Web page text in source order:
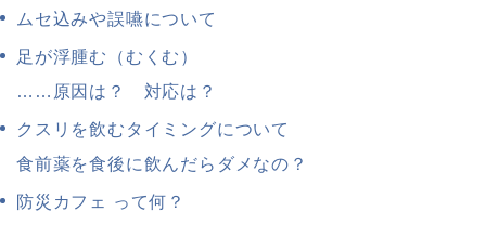
ムセ込みや誤嚥について
足が浮腫む（むくむ）
……原因は？ 対応は？
クスリを飲むタイミングについて
食前薬を食後に飲んだらダメなの？
防災カフェ って何？